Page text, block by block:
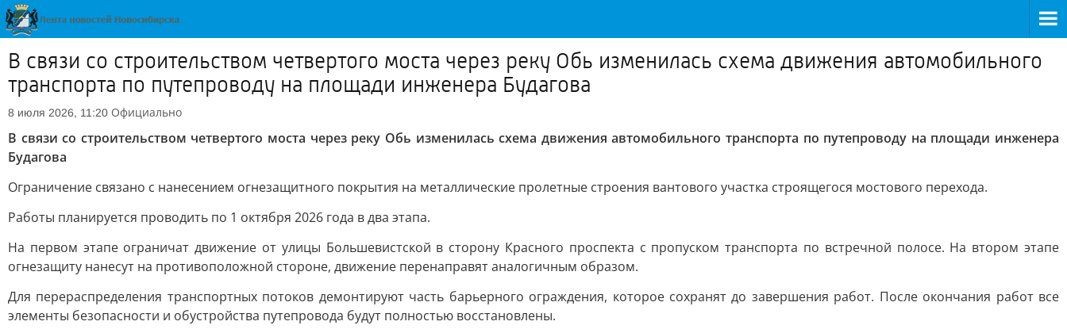
В связи со строительством четвертого моста через реку Обь изменилась схема движения автомобильного
транспорта по путепроводу на площади инженера Будагова
8 июля 2026, 11:20 Официально
В связи со строительством четвертого моста через реку Обь изменилась схема движения автомобильного транспорта по путепроводу на площади инженера
Будагова
Ограничение связано с нанесением огнезащитного покрытия на металлические пролетные строения вантового участка строящегося мостового перехода.
Работы планируется проводить по 1 октября 2026 года в два этапа.
На первом этапе ограничат движение от улицы Большевистской в сторону Красного проспекта с пропуском транспорта по встречной полосе. На втором этапе
огнезащиту нанесут на противоположной стороне, движение перенаправят аналогичным образом.
Для перераспределения транспортных потоков демонтируют часть барьерного ограждения, которое сохранят до завершения работ. После окончания работ все
элементы безопасности и обустройства путепровода будут полностью восстановлены.